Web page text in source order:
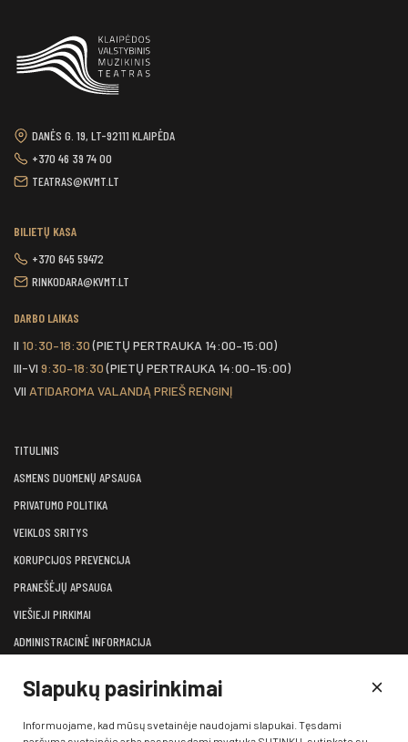
Slapukų pasirinkimai
Informuojame, kad mūsų svetainėje naudojami slapukai. Tęsdami
DANĖS G. 19, LT-92111 KLAIPĖDA
+370 46 39 74 00
TEATRAS@KVMT.LT
BILIETŲ KASA
+370 645 59472
RINKODARA@KVMT.LT
DARBO LAIKAS
II 10:30–18:30(PIETŲ PERTRAUKA 14:00–15:00)
III-VI 9:30–18:30(PIETŲ PERTRAUKA 14:00–15:00)
VII ATIDAROMA VALANDĄ PRIEŠ RENGINĮ
TITULINIS
ASMENS DUOMENŲ APSAUGA
PRIVATUMO POLITIKA
VEIKLOS SRITYS
KORUPCIJOS PREVENCIJA
PRANEŠĖJŲ APSAUGA
VIEŠIEJI PIRKIMAI
ADMINISTRACINĖ INFORMACIJA
ATVIRI DUOMENYS
KONSULTAVIMASIS SU VISUOMENE